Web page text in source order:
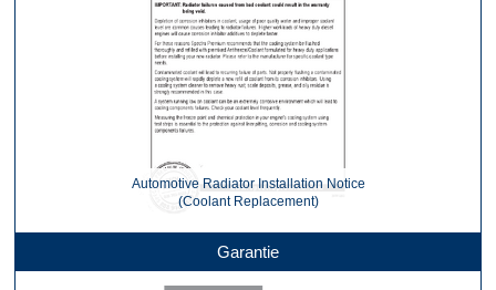
Automotive Radiator Installation Notice
(Coolant Replacement)
Garantie